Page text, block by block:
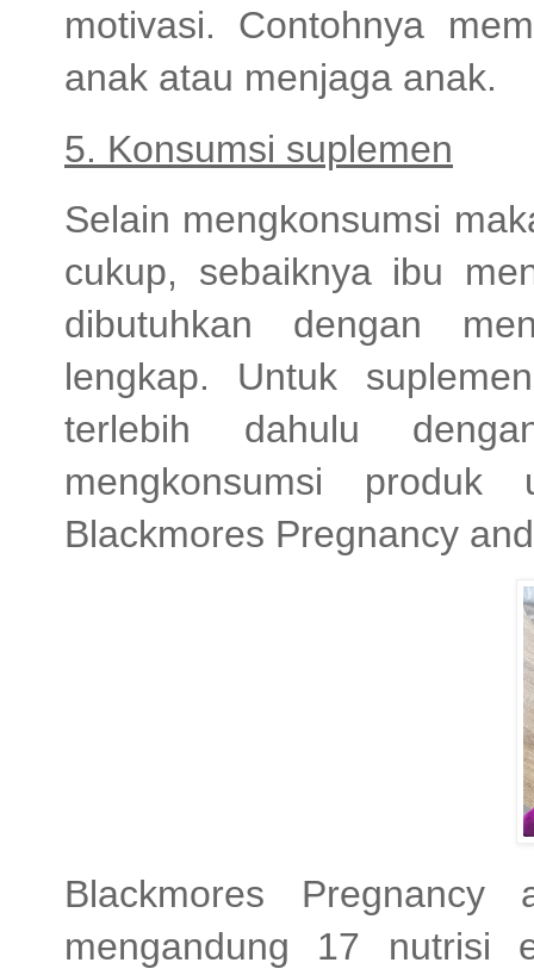
motivasi. Contohnya
anak atau menjaga anak.
5. Konsumsi suplemen
Selain mengkonsumsi
cukup, sebaiknya ibu
dibutuhkan dengan
lengkap. Untuk
terlebih dahulu
mengkonsumsi
Blackmores Pregnancy
Blackmores Pregnancy
mengandung 17 nutrisi